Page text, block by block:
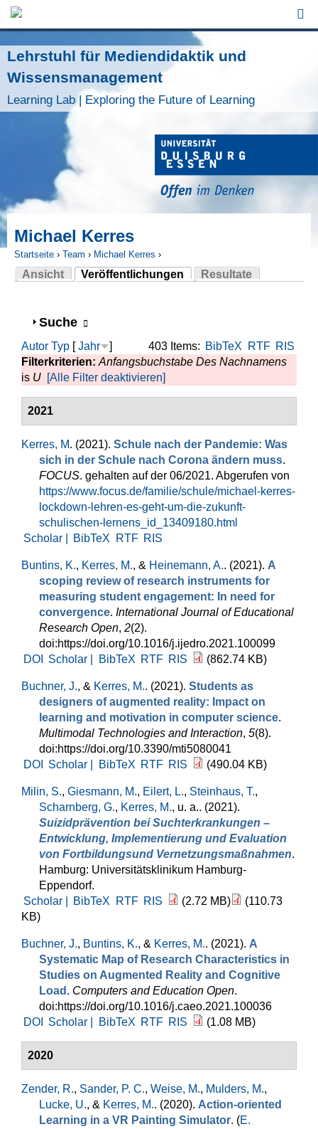
Jump to Navigation
Lehrstuhl für Mediendidaktik und
Wissensmanagement
Learning Lab | Exploring the Future of Learning
Michael Kerres
Sie sind hier
Startseite › Team › Michael Kerres ›
Ansicht
Veröffentlichungen
(aktiver Reiter)
Resultate
Anzeigen
Suche
403 Items: BibTeX RTF RIS
Autor Typ [Jahr
]
Filterkriterien: Anfangsbuchstabe Des Nachnamens
is U [Alle Filter deaktivieren]
2021
Kerres, M. (2021). Schule nach der Pandemie: Was
sich in der Schule nach Corona ändern muss.
FOCUS. gehalten auf der 06/2021. Abgerufen von
https://www.focus.de/familie/schule/michael-kerres-
lockdown-lehren-es-geht-um-die-zukunft-
schulischen-lernens_id_13409180.html
Scholar |
BibTeX RTF RIS
Buntins, K., Kerres, M., & Heinemann, A.. (2021). A
scoping review of research instruments for
measuring student engagement: In need for
convergence. International Journal of Educational
Research Open, 2(2).
doi:https://doi.org/10.1016/j.ijedro.2021.100099
DOI
Scholar | BibTeX RTF RIS (862.74 KB)
Buchner, J., & Kerres, M.. (2021). Students as
designers of augmented reality: Impact on
learning and motivation in computer science.
Multimodal Technologies and Interaction, 5(8).
doi:https://doi.org/10.3390/mti5080041
DOI
Scholar | BibTeX RTF RIS (490.04 KB)
Milin, S., Giesmann, M., Eilert, L., Steinhaus, T.,
Scharnberg, G., Kerres, M., u. a.. (2021).
Suizidprävention bei Suchterkrankungen –
Entwicklung, Implementierung und Evaluation
von Fortbildungsund Vernetzungsmaßnahmen.
Hamburg: Universitätsklinikum Hamburg-
Eppendorf.
Scholar |
BibTeX RTF RIS (2.72 MB)
(110.73
KB)
Buchner, J., Buntins, K., & Kerres, M.. (2021). A
Systematic Map of Research Characteristics in
Studies on Augmented Reality and Cognitive
Load . Computers and Education Open.
doi:https://doi.org/10.1016/j.caeo.2021.100036
DOI
Scholar | BibTeX RTF RIS (1.08 MB)
2020
Zender, R., Sander, P. C., Weise, M., Mulders, M.,
Lucke, U., & Kerres, M.. (2020). Action-oriented
Learning in a VR Painting Simulator. (E.